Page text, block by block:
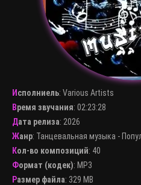
Исполниель: Various Artists
Время звучания: 02:23:28
Дата релиза: 2026
Жанр: Танцевальная музыка -
Кол-во композиций: 40
Формат (кодек): MP3
Размер файла: 329 MB